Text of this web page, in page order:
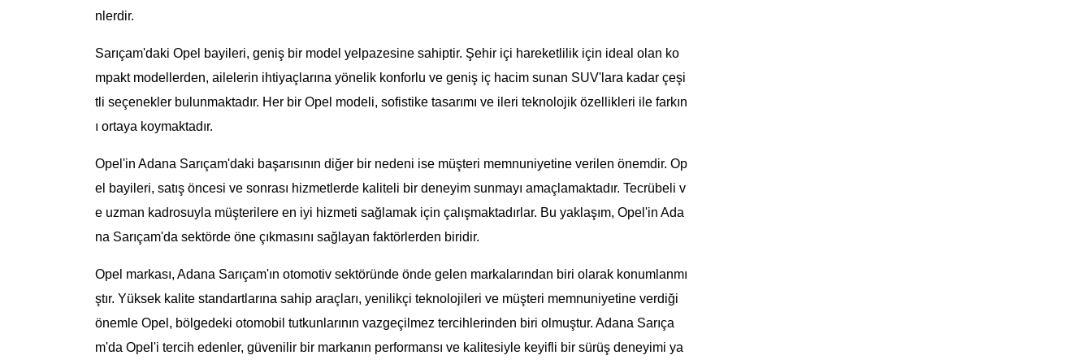
nlerdir.
Sarıçam'daki Opel bayileri, geniş bir model yelpazesine sahiptir. Şehir içi hareketlilik için ideal olan ko
mpakt modellerden, ailelerin ihtiyaçlarına yönelik konforlu ve geniş iç hacim sunan SUV'lara kadar çeşi
tli seçenekler bulunmaktadır. Her bir Opel modeli, sofistike tasarımı ve ileri teknolojik özellikleri ile farkın
ı ortaya koymaktadır.
Opel'in Adana Sarıçam'daki başarısının diğer bir nedeni ise müşteri memnuniyetine verilen önemdir. Op
el bayileri, satış öncesi ve sonrası hizmetlerde kaliteli bir deneyim sunmayı amaçlamaktadır. Tecrübeli v
e uzman kadrosuyla müşterilere en iyi hizmeti sağlamak için çalışmaktadırlar. Bu yaklaşım, Opel'in Ada
na Sarıçam'da sektörde öne çıkmasını sağlayan faktörlerden biridir.
Opel markası, Adana Sarıçam'ın otomotiv sektöründe önde gelen markalarından biri olarak konumlanmı
ştır. Yüksek kalite standartlarına sahip araçları, yenilikçi teknolojileri ve müşteri memnuniyetine verdiği
önemle Opel, bölgedeki otomobil tutkunlarının vazgeçilmez tercihlerinden biri olmuştur. Adana Sarıça
m'da Opel'i tercih edenler, güvenilir bir markanın performansı ve kalitesiyle keyifli bir sürüş deneyimi ya